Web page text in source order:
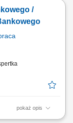
pozytywnego
obsługa
/
pokaż opis
oraz sektora MŚP